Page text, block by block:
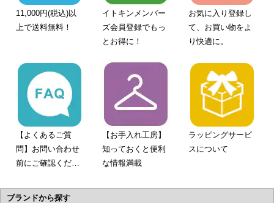
11,000円(税込)以
上で送料無料！
イトキンメンバー
ズ会員登録でもっ
とお得に！
お気に入り登録し
て、お買い物をよ
り快適に。
【よくあるご質
問】お問い合わせ
前にご確認くださ
【お手入れ工房】
知っておくと便利
な情報満載
ラッピングサービ
スについて
ブランドから探す